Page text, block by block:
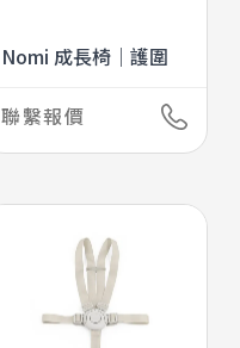
Nomi 成長椅｜護圍
聯繫報價